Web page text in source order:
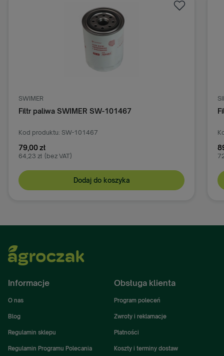
SWIMER
Filtr paliwa SWIMER SW-101467
Kod produktu: SW-101467
79,00 zł
64,23 zł (bez VAT)
Dodaj do koszyka
Informacje
O nas
Blog
Regulamin sklepu
Regulamin Programu Polecania
Obsługa klienta
Program poleceń
Zwroty i reklamacje
Płatności
Koszty i terminy dostaw